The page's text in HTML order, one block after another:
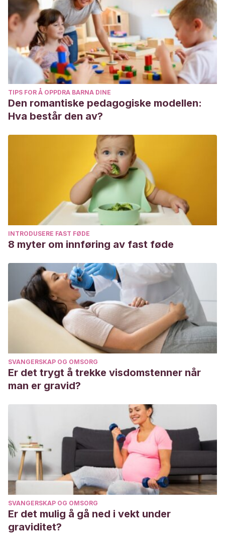
TIPS FOR Å OPPDRA BARNA DINE
Den romantiske pedagogiske modellen:
Hva består den av?
INTRODUSERE FAST FØDE
8 myter om innføring av fast føde
SVANGERSKAP OG OMSORG
Er det trygt å trekke visdomstenner når
man er gravid?
SVANGERSKAP OG OMSORG
Er det mulig å gå ned i vekt under
graviditet?